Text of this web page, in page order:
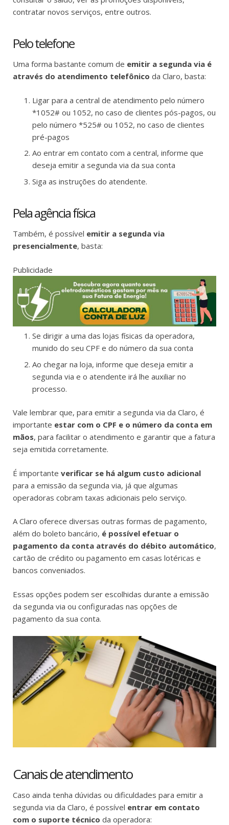
contratar novos serviços, entre outros.
Pelo telefone
Uma forma bastante comum de emitir a segunda via é
através do atendimento telefônico da Claro, basta:
Ligar para a central de atendimento pelo número
*1052# ou 1052, no caso de clientes pós-pagos, ou
pelo número *525# ou 1052, no caso de clientes
pré-pagos
Ao entrar em contato com a central, informe que
deseja emitir a segunda via da sua conta
Siga as instruções do atendente.
Pela agência física
Também, é possível emitir a segunda via
presencialmente, basta:
Publicidade
Se dirigir a uma das lojas físicas da operadora,
munido do seu CPF e do número da sua conta
Ao chegar na loja, informe que deseja emitir a
segunda via e o atendente irá lhe auxiliar no
processo.
Vale lembrar que, para emitir a segunda via da Claro, é
importante estar com o CPF e o número da conta em
mãos, para facilitar o atendimento e garantir que a fatura
seja emitida corretamente.
É importante verificar se há algum custo adicional
para a emissão da segunda via, já que algumas
operadoras cobram taxas adicionais pelo serviço.
A Claro oferece diversas outras formas de pagamento,
além do boleto bancário, é possível efetuar o
pagamento da conta através do débito automático,
cartão de crédito ou pagamento em casas lotéricas e
bancos conveniados.
Essas opções podem ser escolhidas durante a emissão
da segunda via ou configuradas nas opções de
pagamento da sua conta.
Canais de atendimento
Caso ainda tenha dúvidas ou dificuldades para emitir a
segunda via da Claro, é possível entrar em contato
com o suporte técnico da operadora: